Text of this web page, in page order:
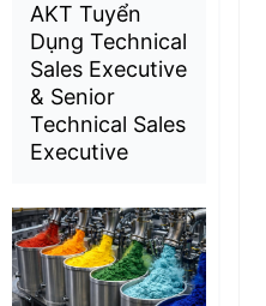
AKT Tuyển
Dụng Technical
Sales Executive
& Senior
Technical Sales
Executive